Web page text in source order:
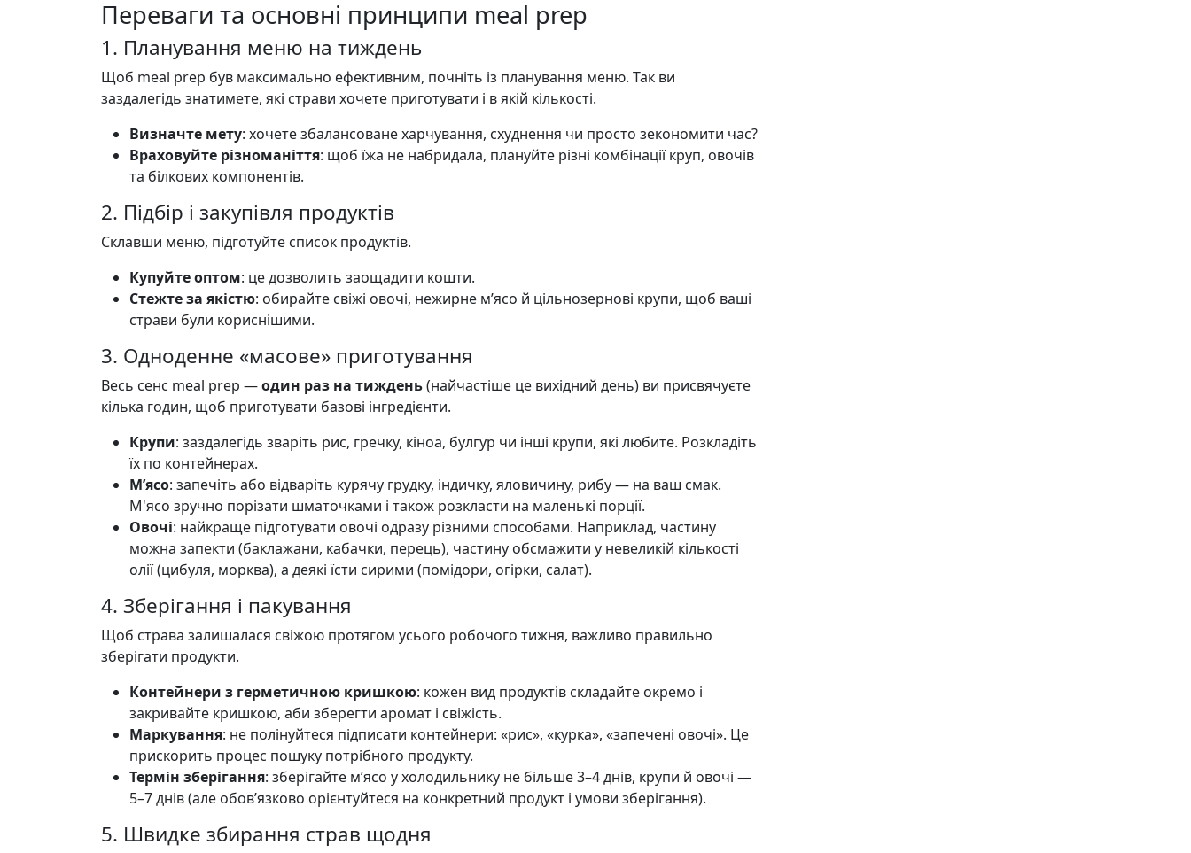
Переваги та основні принципи meal prep
1. Планування меню на тиждень
Щоб meal prep був максимально ефективним, почніть із планування меню. Так ви
заздалегідь знатимете, які страви хочете приготувати і в якій кількості.
Визначте мету: хочете збалансоване харчування, схуднення чи просто зекономити час?
Враховуйте різноманіття: щоб їжа не набридала, плануйте різні комбінації круп, овочів
та білкових компонентів.
2. Підбір і закупівля продуктів
Склавши меню, підготуйте список продуктів.
Купуйте оптом: це дозволить заощадити кошти.
Стежте за якістю: обирайте свіжі овочі, нежирне м’ясо й цільнозернові крупи, щоб ваші
страви були кориснішими.
3. Одноденне «масове» приготування
Весь сенс meal prep —один раз на тиждень(найчастіше це вихідний день) ви присвячуєте
кілька годин, щоб приготувати базові інгредієнти.
Крупи: заздалегідь зваріть рис, гречку, кіноа, булгур чи інші крупи, які любите. Розкладіть
їх по контейнерах.
М’ясо: запечіть або відваріть курячу грудку, індичку, яловичину, рибу — на ваш смак.
М'ясо зручно порізати шматочками і також розкласти на маленькі порції.
Овочі: найкраще підготувати овочі одразу різними способами. Наприклад, частину
можна запекти (баклажани, кабачки, перець), частину обсмажити у невеликій кількості
олії (цибуля, морква), а деякі їсти сирими (помідори, огірки, салат).
4. Зберігання і пакування
Щоб страва залишалася свіжою протягом усього робочого тижня, важливо правильно
зберігати продукти.
Контейнери з герметичною кришкою: кожен вид продуктів складайте окремо і
закривайте кришкою, аби зберегти аромат і свіжість.
Маркування: не полінуйтеся підписати контейнери: «рис», «курка», «запечені овочі». Це
прискорить процес пошуку потрібного продукту.
Термін зберігання: зберігайте м’ясо у холодильнику не більше 3–4 днів, крупи й овочі —
5–7 днів (але обов’язково орієнтуйтеся на конкретний продукт і умови зберігання).
5. Швидке збирання страв щодня